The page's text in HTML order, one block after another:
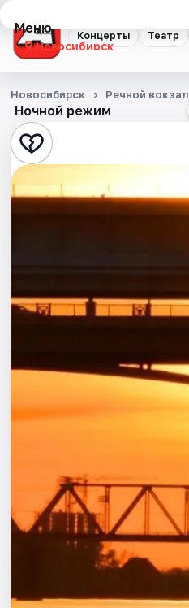
Концерты Театр
Меню
Новосибирск
Концерты
Театр
Стендап
Выставки
Спорт
Города
Артисты
Рейтинги
Ночной режим
Новосибирск Речной вокзал